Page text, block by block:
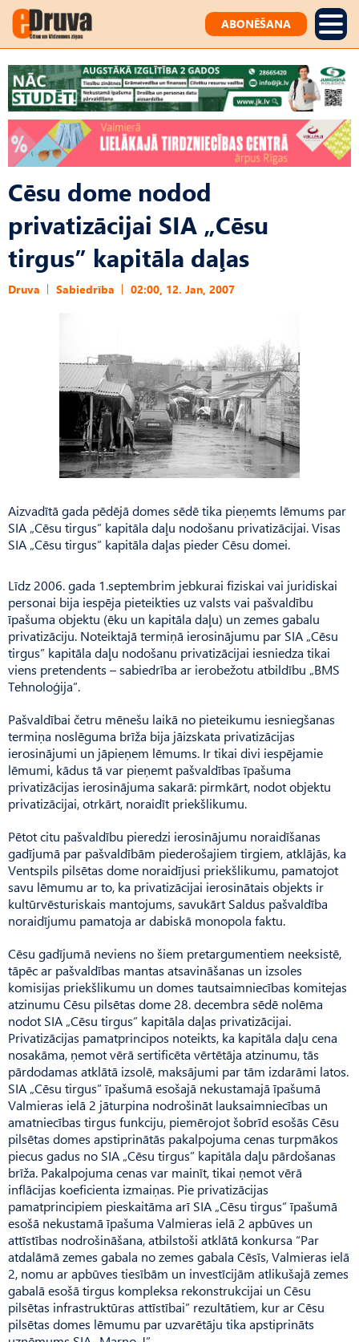
ABONĒŠANA
Cēsu dome nodod
privatizācijai SIA „Cēsu
tirgus” kapitāla daļas
Druva Sabiedrība 02:00, 12. Jan, 2007
Aizvadītā gada pēdējā domes sēdē tika pieņemts lēmums par
SIA „Cēsu tirgus” kapitāla daļu nodošanu privatizācijai. Visas
SIA „Cēsu tirgus” kapitāla daļas pieder Cēsu domei.
Līdz 2006. gada 1.septembrim jebkurai fiziskai vai juridiskai
personai bija iespēja pieteikties uz valsts vai pašvaldību
īpašuma objektu (ēku un kapitāla daļu) un zemes gabalu
privatizāciju. Noteiktajā termiņā ierosinājumu par SIA „Cēsu
tirgus” kapitāla daļu nodošanu privatizācijai iesniedza tikai
viens pretendents – sabiedrība ar ierobežotu atbildību „BMS
Tehnoloģija”.
Pašvaldībai četru mēnešu laikā no pieteikumu iesniegšanas
termiņa noslēguma brīža bija jāizskata privatizācijas
ierosinājumi un jāpieņem lēmums. Ir tikai divi iespējamie
lēmumi, kādus tā var pieņemt pašvaldības īpašuma
privatizācijas ierosinājuma sakarā: pirmkārt, nodot objektu
privatizācijai, otrkārt, noraidīt priekšlikumu.
Pētot citu pašvaldību pieredzi ierosinājumu noraidīšanas
gadījumā par pašvaldībām piederošajiem tirgiem, atklājās, ka
Ventspils pilsētas dome noraidījusi priekšlikumu, pamatojot
savu lēmumu ar to, ka privatizācijai ierosinātais objekts ir
kultūrvēsturiskais mantojums, savukārt Saldus pašvaldība
noraidījumu pamatoja ar dabiskā monopola faktu.
Cēsu gadījumā neviens no šiem pretargumentiem neeksistē,
tāpēc ar pašvaldības mantas atsavināšanas un izsoles
komisijas priekšlikumu un domes tautsaimniecības komitejas
atzinumu Cēsu pilsētas dome 28. decembra sēdē nolēma
nodot SIA „Cēsu tirgus” kapitāla daļas privatizācijai.
Privatizācijas pamatprincipos noteikts, ka kapitāla daļu cena
nosakāma, ņemot vērā sertificēta vērtētāja atzinumu, tās
pārdodamas atklātā izsolē, maksājumi par tām izdarāmi latos.
SIA „Cēsu tirgus” īpašumā esošajā nekustamajā īpašumā
Valmieras ielā 2 jāturpina nodrošināt lauksaimniecības un
amatniecības tirgus funkciju, piemērojot šobrīd esošās Cēsu
pilsētas domes apstiprinātās pakalpojuma cenas turpmākos
piecus gadus no SIA „Cēsu tirgus” kapitāla daļu pārdošanas
brīža. Pakalpojuma cenas var mainīt, tikai ņemot vērā
inflācijas koeficienta izmaiņas. Pie privatizācijas
pamatprincipiem pieskaitāma arī SIA „Cēsu tirgus” īpašumā
esošā nekustamā īpašuma Valmieras ielā 2 apbūves un
attīstības nodrošināšana, atbilstoši atklātā konkursa “Par
atdalāmā zemes gabala no zemes gabala Cēsīs, Valmieras ielā
2, nomu ar apbūves tiesībām un investīcijām atlikušajā zemes
gabalā esošā tirgus kompleksa rekonstrukcijai un Cēsu
pilsētas infrastruktūras attīstībai” rezultātiem, kur ar Cēsu
pilsētas domes lēmumu par uzvarētāju tika apstiprināts